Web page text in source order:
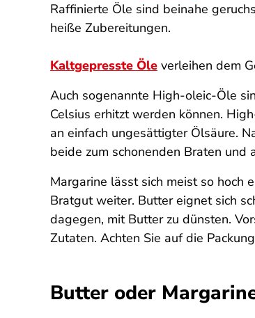
Raffinierte Öle sind beinahe
heiße Zubereitungen.
Kaltgepresste Öle verleihen dem
Auch sogenannte High-oleic-Öle
Celsius erhitzt werden können.
an einfach ungesättigter Ölsäure.
beide zum schonenden Braten und
Margarine lässt sich meist so hoch
Bratgut weiter. Butter eignet sich
dagegen, mit Butter zu dünsten.
Zutaten. Achten Sie auf die
Butter oder